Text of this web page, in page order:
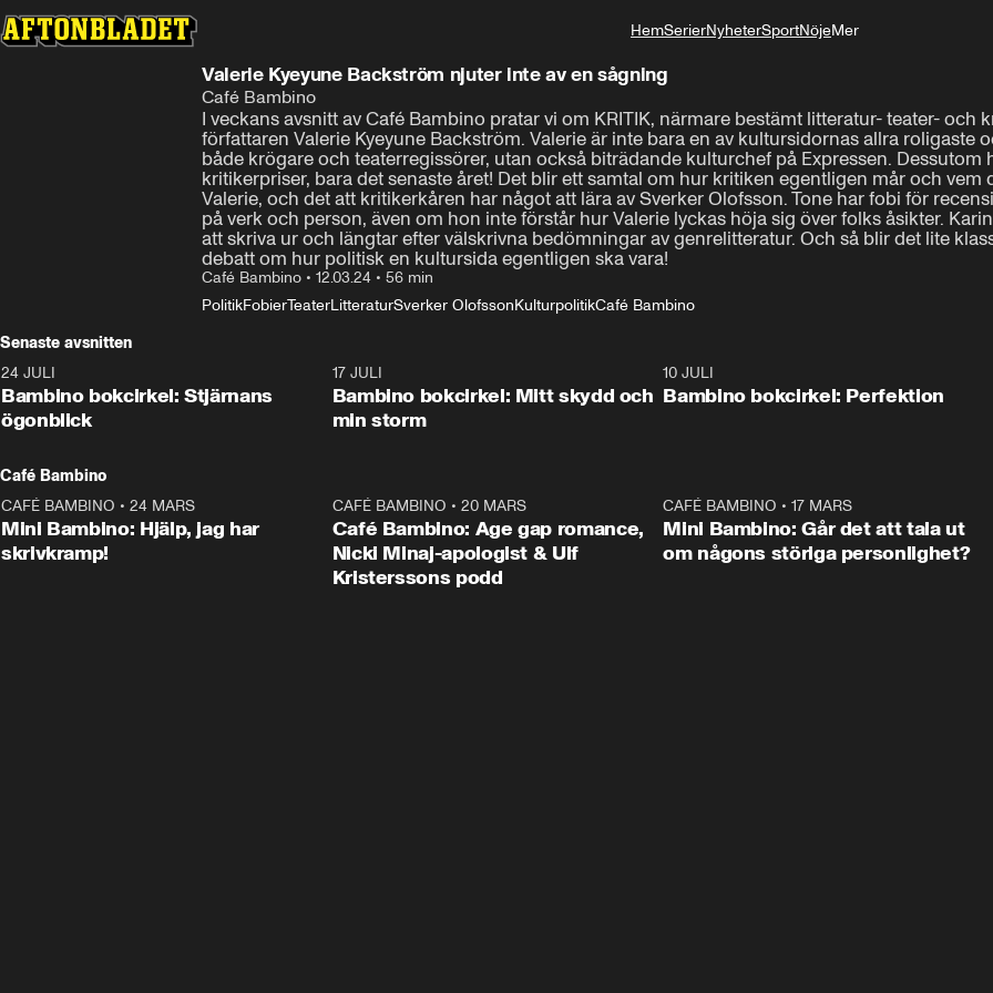
HemSerierNyheterSportNöjeMer
Valerie Kyeyune Backström njuter inte av en sågning
Café Bambino
I veckans avsnitt av Café Bambino pratar vi om KRITIK, närmare bestämt litteratur- teater-
författaren Valerie Kyeyune Backström. Valerie är inte bara en av kultursidornas allra roligaste
både krögare och teaterregissörer, utan också biträdande kulturchef på Expressen. Dessutom
kritikerpriser, bara det senaste året! Det blir ett samtal om hur kritiken egentligen mår och vem
Valerie, och det att kritikerkåren har något att lära av Sverker Olofsson. Tone har fobi för
på verk och person, även om hon inte förstår hur Valerie lyckas höja sig över folks åsikter.
att skriva ur och längtar efter välskrivna bedömningar av genrelitteratur. Och så blir det lite
debatt om hur politisk en kultursida egentligen ska vara!
Café Bambino • 12.03.24 • 56 min
PolitikFobierTeaterLitteraturSverker OlofssonKulturpolitikCafé Bambino
Senaste avsnitten
24 JULI
Bambino bokcirkel: Stjärnans
ögonblick
50:47
17 JULI
Bambino bokcirkel: Mitt skydd och
min storm
10 JULI
Bambino bokcirkel: Perfektion
Café Bambino
CAFÉ BAMBINO • 24 MARS
Mini Bambino: Hjälp, jag har
skrivkramp!
59:38
CAFÉ BAMBINO • 20 MARS
Café Bambino: Age gap romance,
Nicki Minaj-apologist & Ulf
Kristerssons podd
CAFÉ BAMBINO •17 MARS
Mini Bambino: Går det att tala ut
om någons störiga personlighet?